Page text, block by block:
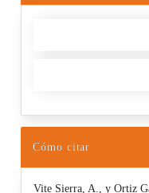
Cómo citar
Vite Sierra, A., y Ortiz